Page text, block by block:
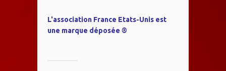
L'association France Etats-Unis est
une marque déposée ®